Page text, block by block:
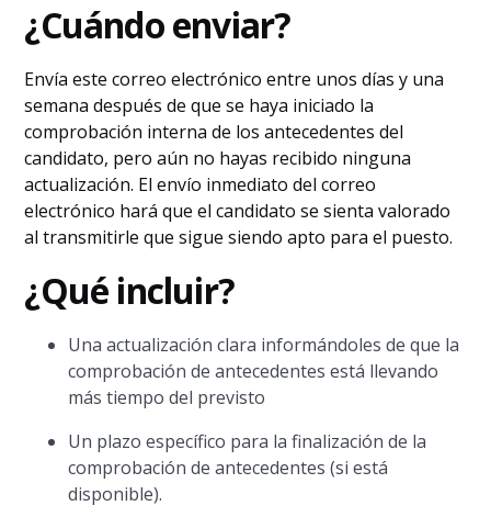
¿Cuándo enviar?
Envía este correo electrónico entre unos días y una
semana después de que se haya iniciado la
comprobación interna de los antecedentes del
candidato, pero aún no hayas recibido ninguna
actualización. El envío inmediato del correo
electrónico hará que el candidato se sienta valorado
al transmitirle que sigue siendo apto para el puesto.
¿Qué incluir?
Una actualización clara informándoles de que la
comprobación de antecedentes está llevando
más tiempo del previsto
Un plazo específico para la finalización de la
comprobación de antecedentes (si está
disponible).